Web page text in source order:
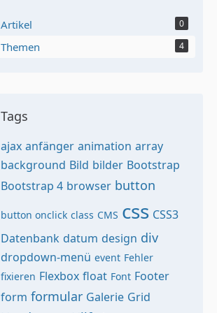
Artikel 0
Themen 4
Tags
ajax anfänger animation array
background Bild bilder Bootstrap
Bootstrap 4 browser button
button onclick class CMS css CSS3
Datenbank datum design div
dropdown-menü event Fehler
fixieren Flexbox float Font Footer
form formular Galerie Grid